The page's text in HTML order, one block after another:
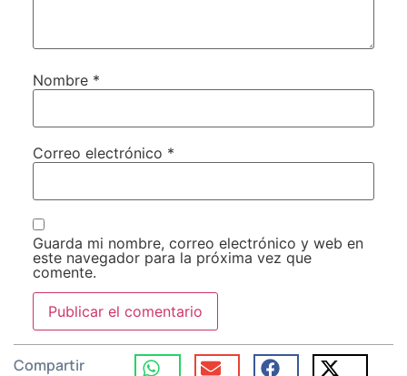
Nombre *
Correo electrónico *
Guarda mi nombre, correo electrónico y web en
este navegador para la próxima vez que
comente.
Compartir